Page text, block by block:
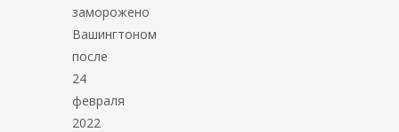
заморожено
Вашингтоном
после
24
февраля
2022